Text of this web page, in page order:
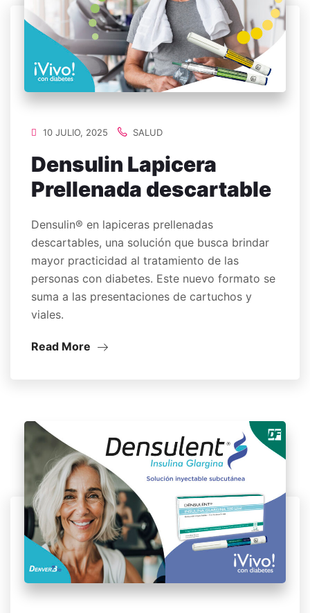
10 JULIO, 2025 SALUD
Densulin Lapicera
Prellenada descartable
Densulin® en lapiceras prellenadas
descartables, una solución que busca brindar
mayor practicidad al tratamiento de las
personas con diabetes. Este nuevo formato se
suma a las presentaciones de cartuchos y
viales.
Read More